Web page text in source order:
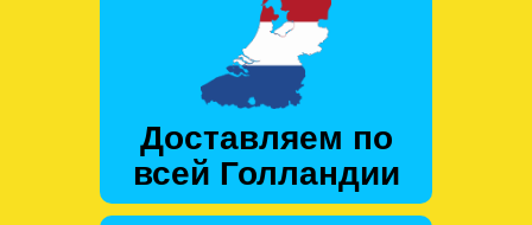
Доставляем по
всей Голландии